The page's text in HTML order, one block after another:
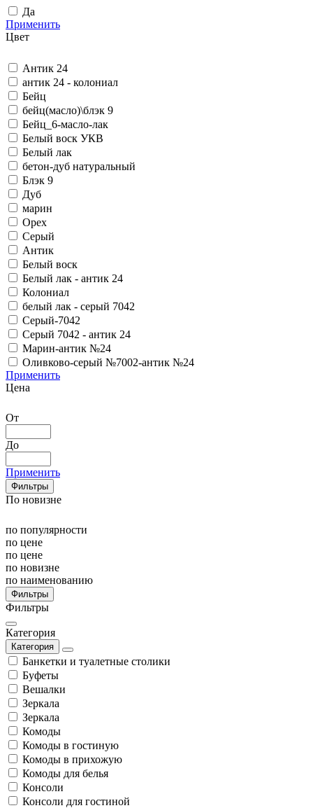
Да
Применить
Цвет
Антик 24
антик 24 - колониал
Бейц
бейц(масло)\блэк 9
Бейц_6-масло-лак
Белый воск УКВ
Белый лак
бетон-дуб натуральный
Блэк 9
Дуб
марин
Орех
Серый
Антик
Белый воск
Белый лак - антик 24
Колониал
белый лак - серый 7042
Серый-7042
Серый 7042 - антик 24
Марин-антик №24
Оливково-серый №7002-антик №24
Применить
Цена
От
До
Применить
Фильтры
По новизне
по популярности
по цене
по цене
по новизне
по наименованию
Фильтры
Фильтры
Категория
Категория
Банкетки и туалетные столики
Буфеты
Вешалки
Зеркала
Зеркала
Комоды
Комоды в гостиную
Комоды в прихожую
Комоды для белья
Консоли
Консоли для гостиной